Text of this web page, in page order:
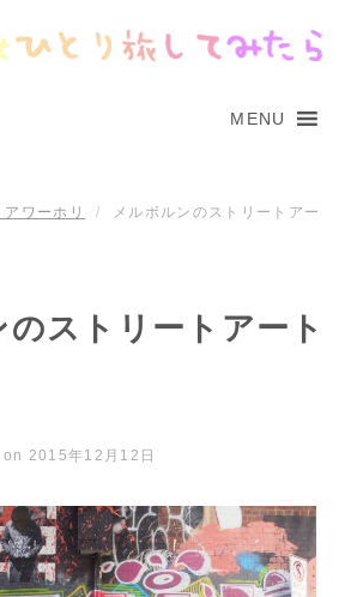
MENU
ワーホリ / メルボルンのストリートアー
のストリートアート
on 2015年12月12日